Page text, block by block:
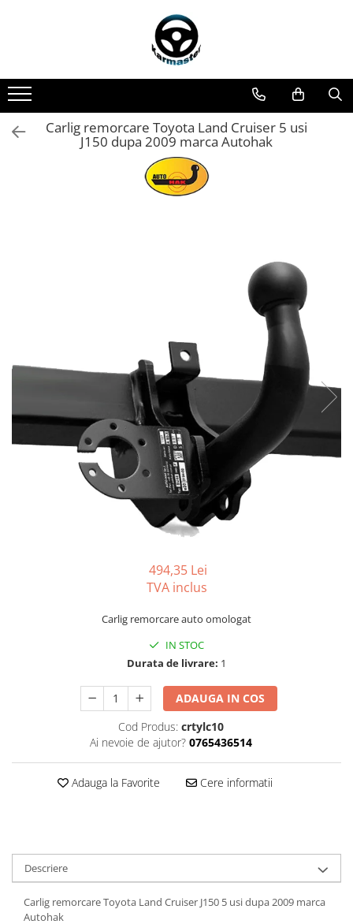
Accesorii carlige de remorcare
Accesorii cutii portbagaj
Accesorii remorci
Amortizoare osie remorci
Carlige BYD
Carlige Chery
Carlige Chevrolet
Carlige Chrysler
Carlige Citroen
Carlige Infiniti
Carlige Jaecoo
Carlige Jaecoo 5
Carlige Jaecoo 7
Carlige Jaecoo E5
Carlig remorcare Toyota Land Cruiser 5 usi
J150 dupa 2009 marca Autohak
494,35 Lei
TVA inclus
Carlig remorcare auto omologat
IN STOC
Durata de livrare: 1
ADAUGA IN COS
Cod Produs: crtylc10
Ai nevoie de ajutor? 0765436514
Adauga la Favorite Cere informatii
Descriere
Carlig remorcare Toyota Land Cruiser J150 5 usi dupa 2009 marca
Autohak